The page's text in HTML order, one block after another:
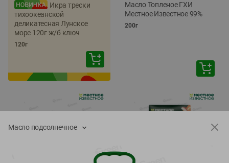
Икра трески
тихоокеанской
деликатесная Лунское
море 120г ж/б ключ
120г
Масло Топленое ГХИ
Местное Известное 99%
200г
Масло подсолнечное